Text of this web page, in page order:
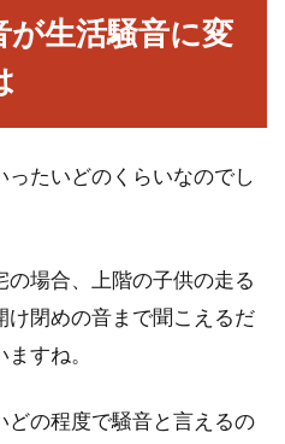
生活騒音に変
たいどのくらいなのでし
場合、上階の子供の走る
閉めの音まで聞こえるだ
すね。
どの程度で騒音と言えるの